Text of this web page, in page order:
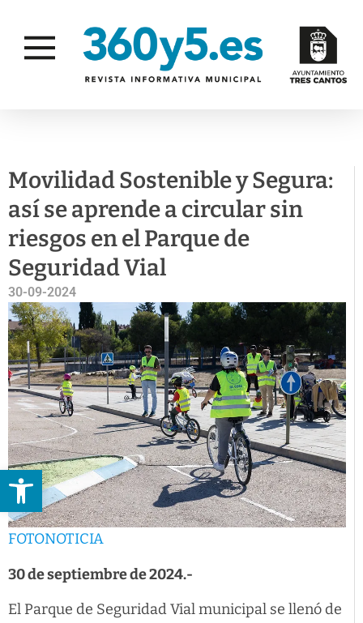
Abrir barra de herramientas
Movilidad Sostenible y Segura:
así se aprende a circular sin
riesgos en el Parque de
Seguridad Vial
30-09-2024
FOTONOTICIA
30 de septiembre de 2024.-
El Parque de Seguridad Vial municipal se llenó de